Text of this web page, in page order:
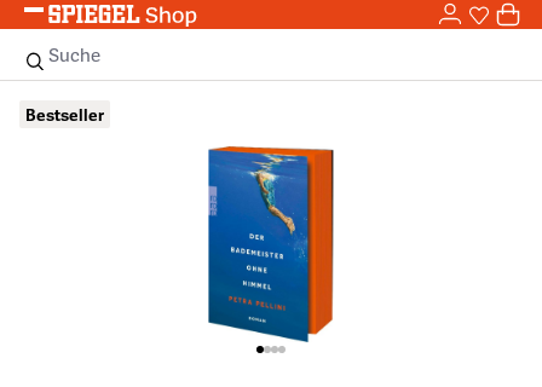
Zum Hauptinhalt springen 0
Suche
Bestseller